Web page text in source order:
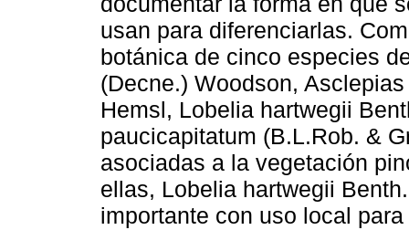
usan para diferenciarlas.
botánica de cinco especies
(Decne.) Woodson,
Hemsl, Lobelia hartwegii
paucicapitatum (B.L.Rob. &
asociadas a la vegetación
ellas, Lobelia hartwegii
importante con uso local